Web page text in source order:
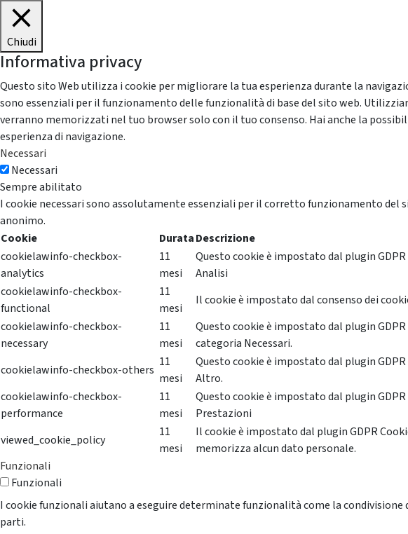
Chiudi
Informativa privacy
Questo sito Web utilizza i cookie per migliorare la tua esperienza durante la
sono essenziali per il funzionamento delle funzionalità di base del sito web.
verranno memorizzati nel tuo browser solo con il tuo consenso. Hai anche la
esperienza di navigazione.
Necessari
Necessari
Sempre abilitato
I cookie necessari sono assolutamente essenziali per il corretto funzionamento
anonimo.
Cookie
DurataDescrizione
cookielawinfo-checkbox-
analytics
11
mesi
Questo cookie è impostato dal plugin
Analisi
cookielawinfo-checkbox-
functional
11
mesi
Il cookie è impostato dal consenso dei
cookielawinfo-checkbox-
necessary
11
mesi
Questo cookie è impostato dal plugin
categoria Necessari.
cookielawinfo-checkbox-others
11
mesi
Questo cookie è impostato dal plugin
Altro.
cookielawinfo-checkbox-
performance
11
mesi
Questo cookie è impostato dal plugin
Prestazioni
viewed_cookie_policy
11
mesi
Il cookie è impostato dal plugin GDPR
memorizza alcun dato personale.
Funzionali
Funzionali
I cookie funzionali aiutano a eseguire determinate funzionalità come la
parti.